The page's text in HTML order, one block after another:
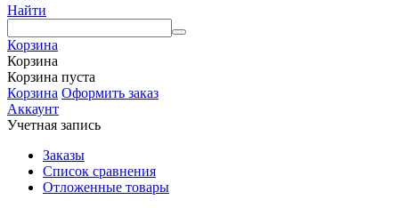
Найти
Корзина
Корзина
Корзина пуста
Корзина Оформить заказ
Аккаунт
Учетная запись
Заказы
Список сравнения
Отложенные товары